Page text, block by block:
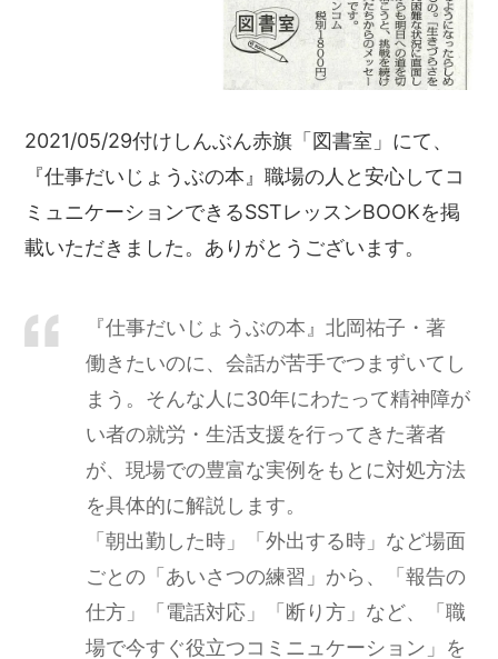
2021/05/29付けしんぶん赤旗「図書室」にて、
『仕事だいじょうぶの本』職場の人と安心してコ
ミュニケーションできるSSTレッスンBOOKを掲
載いただきました。ありがとうございます。
『仕事だいじょうぶの本』北岡祐子・著
働きたいのに、会話が苦手でつまずいてし
まう。そんな人に30年にわたって精神障が
い者の就労・生活支援を行ってきた著者
が、現場での豊富な実例をもとに対処方法
を具体的に解説します。
「朝出勤した時」「外出する時」など場面
ごとの「あいさつの練習」から、「報告の
仕方」「電話対応」「断り方」など、「職
場で今すぐ役立つコミニュケーション」を